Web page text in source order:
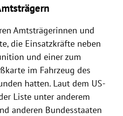
Amtsträgerinnen und
die Einsatzkräfte neben
und einer zum
im Fahrzeug des
hatten. Laut dem US-
Liste unter anderem
anderen Bundesstaaten